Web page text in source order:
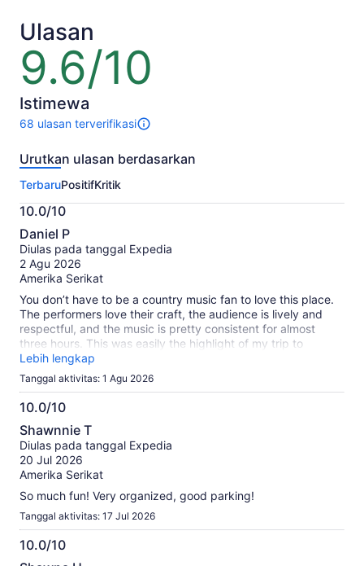
Ulasan
9.6/10
9.6
dari
10
Istimewa
68 ulasan terverifikasi
68
untuk
ini.
Informasi
lebih
lanjut
tentang
ulasan
terverifikasi
Urutkan ulasan berdasarkan
TerbaruPositifKritik
10.0/10
10.0
dari
10
Daniel P
Diulas pada tanggal Expedia
2 Agu 2026
Amerika Serikat
You don’t have to be a country music fan to love this place.
The performers love their craft, the audience is lively and
respectful, and the music is pretty consistent for almost
three hours. This was easily the highlight of my trip to
Nashville.
Lebih lengkap
Tanggal aktivitas: 1 Agu 2026
10.0/10
10.0
dari
10
Shawnnie T
Diulas pada tanggal Expedia
20 Jul 2026
Amerika Serikat
So much fun! Very organized, good parking!
Tanggal aktivitas: 17 Jul 2026
10.0/10
10.0